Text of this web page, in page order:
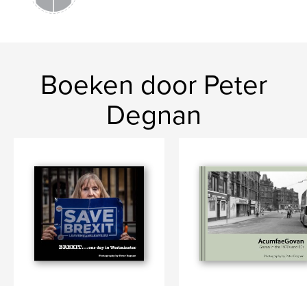
Boeken door Peter
Degnan